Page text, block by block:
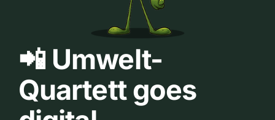
📲 Umwelt-
Quartett goes